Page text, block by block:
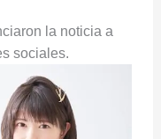
la noticia a
sociales.